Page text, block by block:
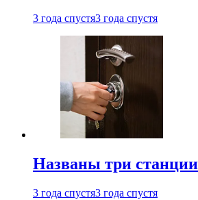
3 года спустя3 года спустя
Названы три
3 года спустя3 года спустя